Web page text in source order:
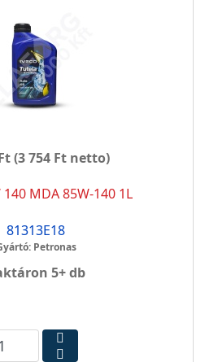
(3 754 Ft netto)
140 MDA 85W-140 1L
81313E18
Petronas
5+ db